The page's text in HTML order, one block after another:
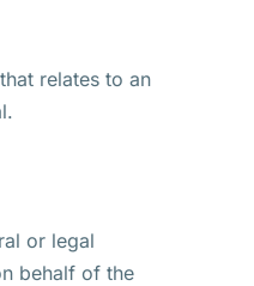
relates to an
or legal
behalf of the